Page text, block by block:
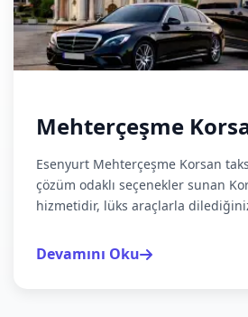
Mehterçeşme
Esenyurt Mehterçeşme Korsan
çözüm odaklı seçenekler sunan
hizmetidir, lüks araçlarla
Devamını Oku